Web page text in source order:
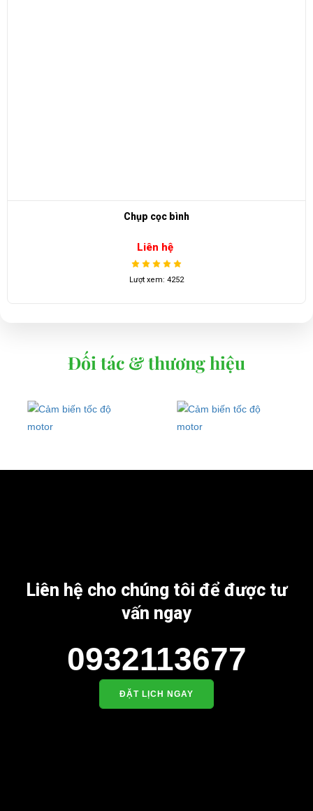
Chụp cọc bình
Liên hệ
Lượt xem: 4252
Đối tác & thương hiệu
Liên hệ cho chúng tôi để được tư
vấn ngay
0932113677
ĐẶT LỊCH NGAY